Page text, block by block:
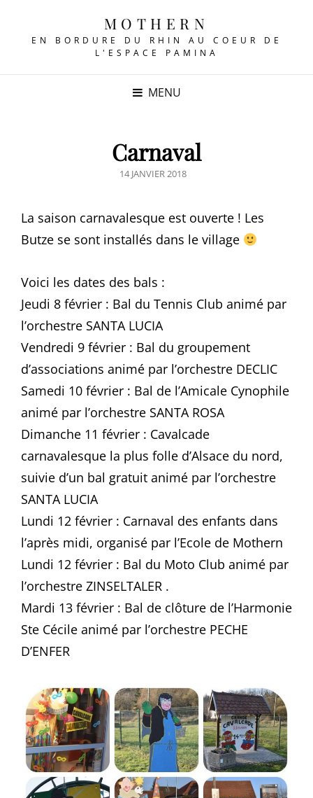
MOTHERN
EN BORDURE DU RHIN AU COEUR DE
L'ESPACE PAMINA
MENU
Carnaval
POSTED
14 JANVIER 2018
La saison carnavalesque est ouverte ! Les
Butze se sont installés dans le village
Voici les dates des bals :
Jeudi 8 février : Bal du Tennis Club animé par
l’orchestre SANTA LUCIA
Vendredi 9 février : Bal du groupement
d’associations animé par l’orchestre DECLIC
Samedi 10 février : Bal de l’Amicale Cynophile
animé par l’orchestre SANTA ROSA
Dimanche 11 février : Cavalcade
carnavalesque la plus folle d’Alsace du nord,
suivie d’un bal gratuit animé par l’orchestre
SANTA LUCIA
Lundi 12 février : Carnaval des enfants dans
l’après midi, organisé par l’Ecole de Mothern
Lundi 12 février : Bal du Moto Club animé par
l’orchestre ZINSELTALER .
Mardi 13 février : Bal de clôture de l’Harmonie
Ste Cécile animé par l’orchestre PECHE
D’ENFER